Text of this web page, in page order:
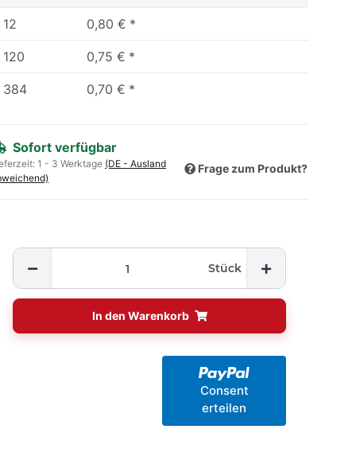
12 0,80 € *
120 0,75 € *
384 0,70 € *
Sofort verfügbar
1 - 3 Werktage (DE - Ausland
Frage zum Produkt?
Stück
In den Warenkorb
Consent
erteilen